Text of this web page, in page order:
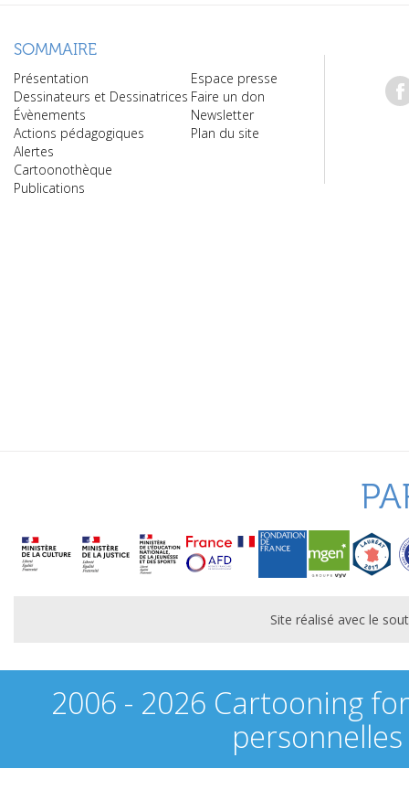
SOMMAIRE
Présentation
Dessinateurs et Dessinatrices
Évènements
Actions pédagogiques
Alertes
Cartoonothèque
Publications
Espace presse
Faire un don
Newsletter
Plan du site
Site réalisé avec le
2006 - 2026 Cartooning
personnelles